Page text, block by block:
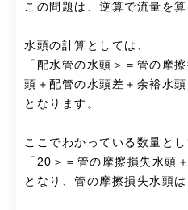
この問題は、逆算で流量を算
水頭の計算としては、
「配水管の水頭＞＝管の摩
頭＋配管の水頭差＋余裕水頭
となります。
ここでわかっている数量とし
「20＞＝管の摩擦損失水頭
となり、管の摩擦損失水頭は